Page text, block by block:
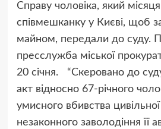
Справу чоловіка, який
співмешканку у Києві, щоб
майном, передали до суду.
пресслужба міської
20 січня. “Скеровано до
акт відносно 67-річного
умисного вбивства
незаконного заволодіння її